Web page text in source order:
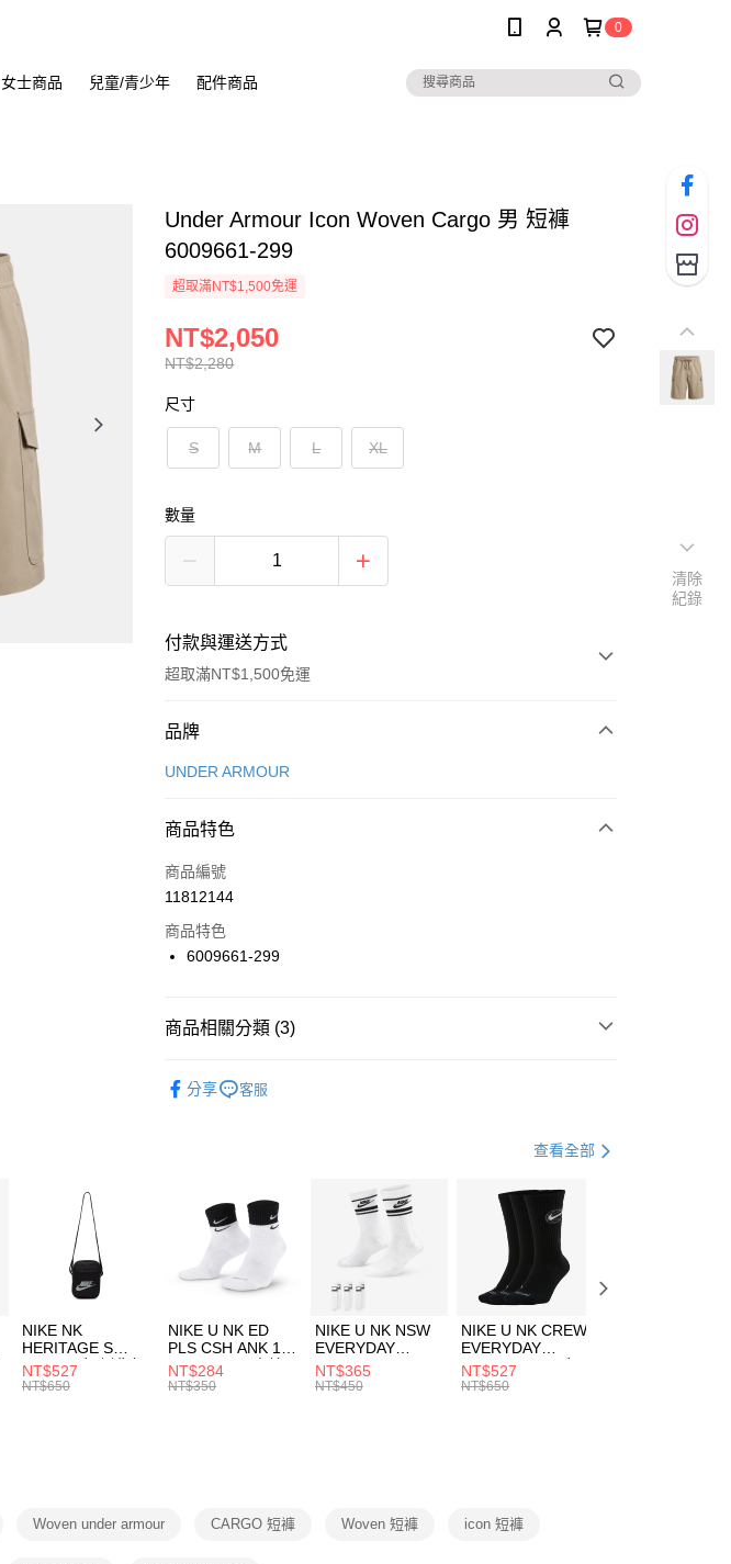
0
女士商品 兒童/青少年 配件商品
Under Armour Icon Woven Cargo 男 短褲
6009661-299
超取滿NT$1,500免運
NT$2,280
NT$2,050
尺寸
S M L XL
數量
付款與運送方式
超取滿NT$1,500免運
付款方式
信用卡一次付款
合作金庫商業銀行
華南商業銀行
上海商業儲蓄銀行
國泰世華商業銀行
聯邦商業銀行
台新國際商業銀行
LINE Pay
Apple Pay
【關於「AFTEE先享後付」】
３．安心：先確認商品／服務後，再付款。
【「AFTEE先享後付」結帳流程】
１．於結帳方式選擇「AFTEE先享後付」後，將跳轉至「AFTEE先享後
付」結帳頁面，進行簡訊認證並確認金額後，即可完成結帳。
２．訂單成立數日內，您將收到繳費通知簡訊。
３．收到繳費通知簡訊後14天內，點擊此簡訊中的連結，可透過四大超商
／ATM／網路銀行／等多元方式進行付款，方視為交易完成。
※ 請注意：結帳手續完成當下不需立刻繳費，但若您需要取消訂單，請聯
絡購買商品的店家。未經商家同意取消之訂單仍視為有效，需透過AFTEE
先享後付繳納相關費用。
交易，需依本服務之必要範圍內提供個人資料，並將交易相關給付款項請
每筆NT$100，滿NT$1,500(含以上)免運費
每筆NT$100，滿NT$1,500(含以上)免運費
付款後門市自取
每筆NT$100，滿NT$1,500(含以上)免運費
品牌
UNDER ARMOUR
商品特色
商品編號
11812144
商品特色
6009661-299
商品相關分類 (3)
分享 客服
查看全部
NIKE NK
HERITAGE S
SMIT 男女 側背包
BA5871010
NT$527
NT$650
NIKE U NK ED
PLS CSH ANK 1P
144 DBL 男 中統
襪 DH4058104
NT$284
NT$350
NIKE U NK NSW
EVERYDAY
ESSENTIAL CR
男女 短統襪
NT$365
NT$450
NIKE U NK CREW
EVERYDAY
BBALL 3PR 男女
長統襪
NT$527
NT$650
Woven under armour CARGO 短褲 Woven 短褲 icon 短褲
清除
紀錄